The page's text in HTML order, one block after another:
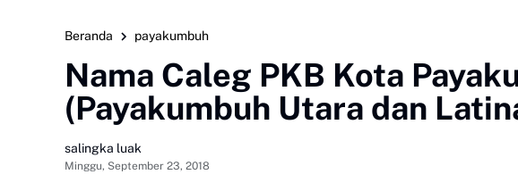
Beranda payakumbuh
Nama Caleg PKB Kota
(Payakumbuh Utara dan
salingka luak
Minggu, September 23, 2018